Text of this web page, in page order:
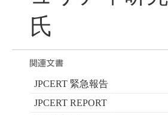
氏
JPCERT 緊急報告
JPCERT REPORT